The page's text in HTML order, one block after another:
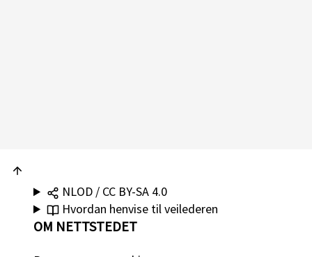
NLOD / CC BY-SA 4.0
Hvordan henvise til veilederen
OM NETTSTEDET